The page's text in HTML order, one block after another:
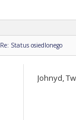
Re: Status osiedlonego
Johnyd,